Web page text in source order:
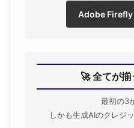
Adobe Firefly
🚀 全てが
最初の3
しかも生成AIのクレジ